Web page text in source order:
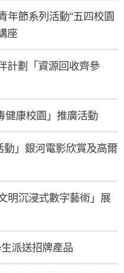
年節系列活動"五四校園
座
計劃「資源回收齊參
健康校園」推廣活動
動」銀河電影欣賞及高爾
明沉浸式數字藝術」展
派送招牌產品